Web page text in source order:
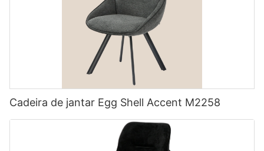
Cadeira de jantar Egg Shell Accent M2258